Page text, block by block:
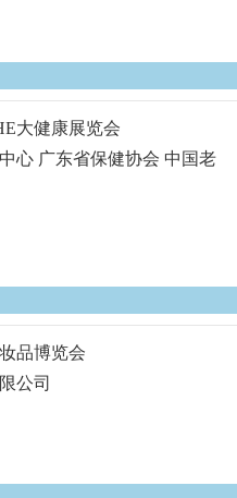
大健康展览会
心 广东省保健协会 中国老
品博览会
公司